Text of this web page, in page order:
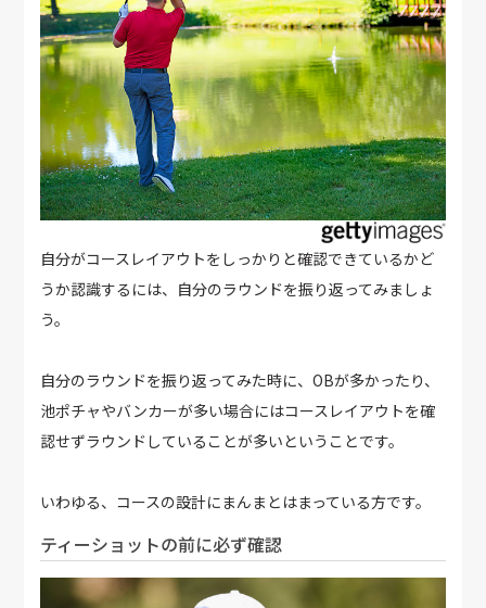
自分がコースレイアウトをしっかりと確認できているかど
うか認識するには、自分のラウンドを振り返ってみましょ
う。
自分のラウンドを振り返ってみた時に、OBが多かったり、
池ポチャやバンカーが多い場合にはコースレイアウトを確
認せずラウンドしていることが多いということです。
いわゆる、コースの設計にまんまとはまっている方です。
ティーショットの前に必ず確認